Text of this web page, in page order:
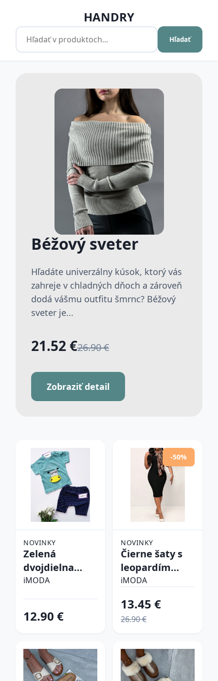
HANDRY
Hľadať
Béžový sveter
Hľadáte univerzálny kúsok, ktorý vás
zahreje v chladných dňoch a zároveň
dodá vášmu outfitu šmrnc? Béžový
sveter je...
21.52 €26.90 €
Zobraziť detail
NOVINKY
Zelená
dvojdielna
bavlnená
iMODA
12.90 €
-50%
NOVINKY
Čierne šaty s
leopardím
vzorom
iMODA
13.45 €
26.90 €